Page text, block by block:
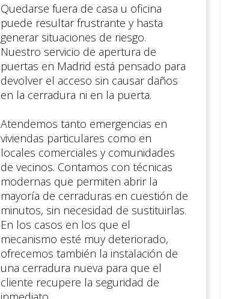
Quedarse fuera de casa u oficina
puede resultar frustrante y hasta
generar situaciones de riesgo.
Nuestro servicio de apertura de
puertas en Madrid está pensado para
devolver el acceso sin causar daños
en la cerradura ni en la puerta.
Atendemos tanto emergencias en
viviendas particulares como en
locales comerciales y comunidades
de vecinos. Contamos con técnicas
modernas que permiten abrir la
mayoría de cerraduras en cuestión de
minutos, sin necesidad de sustituirlas.
En los casos en los que el
mecanismo esté muy deteriorado,
ofrecemos también la instalación de
una cerradura nueva para que el
cliente recupere la seguridad de